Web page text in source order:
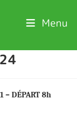
Menu
– DÉPART 8h